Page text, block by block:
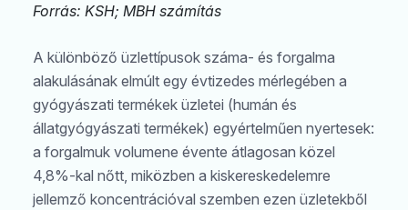
Forrás: KSH; MBH számítás
A különböző üzlettípusok száma- és forgalma
alakulásának elmúlt egy évtizedes mérlegében a
gyógyászati termékek üzletei (humán és
állatgyógyászati termékek) egyértelműen nyertesek:
a forgalmuk volumene évente átlagosan közel
4,8%-kal nőtt, miközben a kiskereskedelemre
jellemző koncentrációval szemben ezen üzletekből